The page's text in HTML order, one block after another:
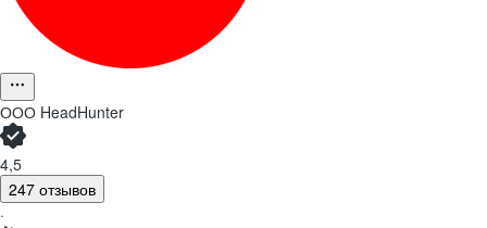
ООО HeadHunter
4,5
247 отзывов
·